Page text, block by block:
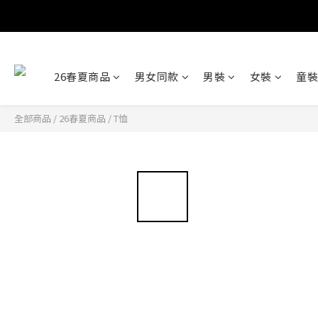
26春夏商品 男女同款 男裝 女裝 童裝
全部商品 / 26春夏商品 /T恤